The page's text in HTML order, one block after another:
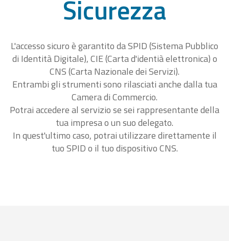
Sicurezza
L'accesso sicuro è garantito da SPID (Sistema Pubblico
di Identità Digitale), CIE (Carta d'identià elettronica) o
CNS (Carta Nazionale dei Servizi).
Entrambi gli strumenti sono rilasciati anche dalla tua
Camera di Commercio.
Potrai accedere al servizio se sei rappresentante della
tua impresa o un suo delegato.
In quest'ultimo caso, potrai utilizzare direttamente il
tuo SPID o il tuo dispositivo CNS.